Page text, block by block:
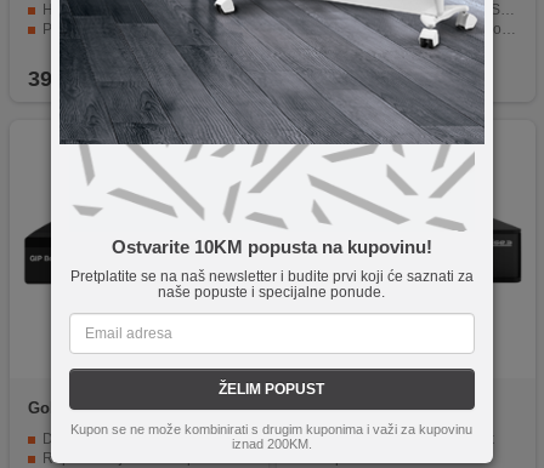
Ostvarite 10KM popusta na kupovinu!
Pretplatite se na naš newsletter i budite prvi koji će saznati za
naše popuste i specijalne ponude.
ŽELIM POPUST
Kupon se ne može kombinirati s drugim kuponima i važi za kupovinu
iznad 200KM.
H.265/HEVC standard kompresije
PVR mogućnost snimanja
Prednji LED panel
39,90 KM
HDMI i SCART konektori, USB i podrška za eksterne tvrde diskove
Višejezični meni, EPG, lista omiljenih kanala i druge praktične funkcije
Praktičan i kompaktan dizajn
45,90KM
Golden Interstar GIP Box 3
DVB-T2 prijemnik za digitalne zemaljske signale
Reprodukcija videozapisa u različitim formatima
Amiko Impulse 3
Full HD DVB-T2/C prijemnik